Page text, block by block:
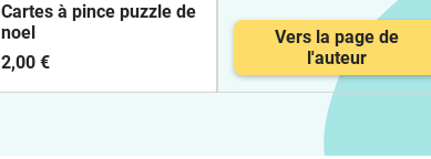
Cartes à pince puzzle de
noel
2,00 €
Vers la page de
l'auteur